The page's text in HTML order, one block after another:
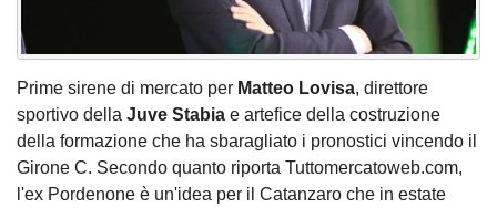
Prime sirene di mercato per Matteo Lovisa, direttore
sportivo della Juve Stabia e artefice della costruzione
della formazione che ha sbaragliato i pronostici vincendo il
Girone C. Secondo quanto riporta Tuttomercatoweb.com,
l'ex Pordenone è un'idea per il Catanzaro che in estate